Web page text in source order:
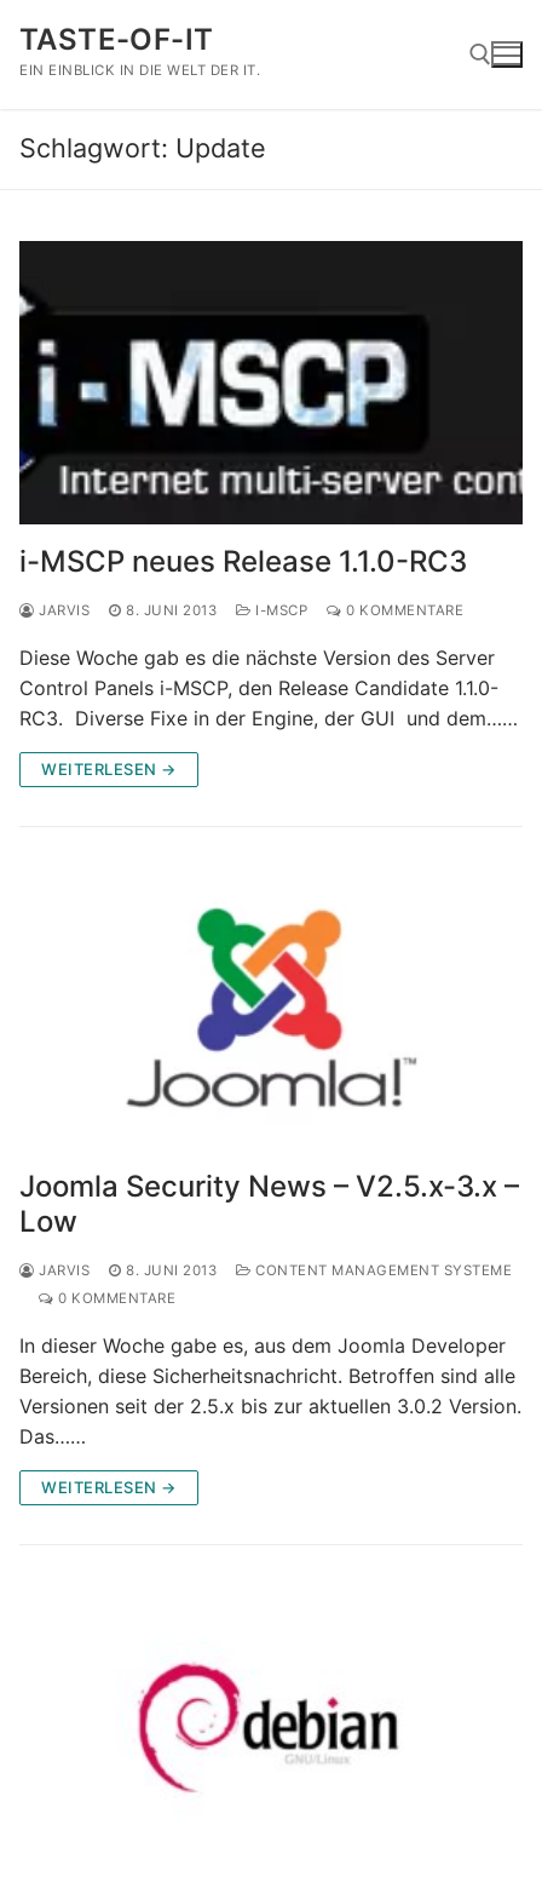
Inhalt
springen
TASTE-OF-IT
EIN EINBLICK IN DIE WELT DER IT.
Schlagwort: Update
i-MSCP neues Release 1.1.0-RC3
JARVIS 8. JUNI 2013 I-MSCP 0 KOMMENTARE
Diese Woche gab es die nächste Version des Server
Control Panels i-MSCP, den Release Candidate 1.1.0-
RC3. Diverse Fixe in der Engine, der GUI und dem……
WEITERLESEN →
Joomla Security News – V2.5.x-3.x –
Low
JARVIS 8. JUNI 2013
CONTENT MANAGEMENT SYSTEME
0 KOMMENTARE
In dieser Woche gabe es, aus dem Joomla Developer
Bereich, diese Sicherheitsnachricht. Betroffen sind alle
Versionen seit der 2.5.x bis zur aktuellen 3.0.2 Version.
Das……
WEITERLESEN →